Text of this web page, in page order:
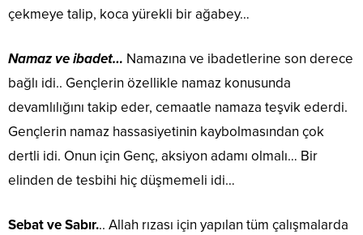
çekmeye talip, koca yürekli bir ağabey…
Namaz ve ibadet… Namazına ve ibadetlerine son derece
bağlı idi.. Gençlerin özellikle namaz konusunda
devamlılığını takip eder, cemaatle namaza teşvik ederdi.
Gençlerin namaz hassasiyetinin kaybolmasından çok
dertli idi. Onun için Genç, aksiyon adamı olmalı… Bir
elinden de tesbihi hiç düşmemeli idi…
Sebat ve Sabır... Allah rızası için yapılan tüm çalışmalarda